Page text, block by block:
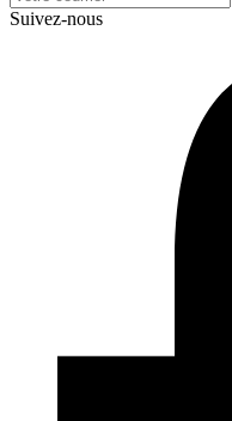
Suivez-nous